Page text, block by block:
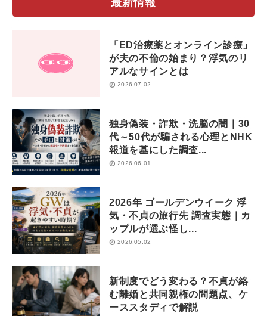
「ED治療薬とオンライン診療」
が夫の不倫の始まり？浮気のリ
アルなサインとは
2026.07.02
独身偽装・詐欺・洗脳の闇｜30
代～50代が騙される心理とNHK
報道を基にした調査...
2026.06.01
2026年 ゴールデンウイーク 浮
気・不貞の旅行先 調査実態｜カ
ップルが選ぶ怪し...
2026.05.02
新制度でどう変わる？不貞が絡
む離婚と共同親権の問題点、ケ
ーススタディで解説